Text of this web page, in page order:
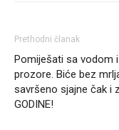
Prethodni članak
Pomiješati sa vodom
prozore. Biće bez
savršeno sjajne čak i
GODINE!